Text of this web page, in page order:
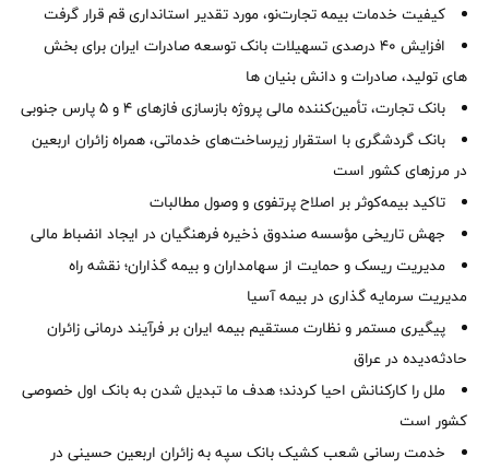
کیفیت خدمات بیمه تجارت‌نو، مورد تقدیر استانداری قم قرار گرفت
افزایش 40 درصدی تسهیلات بانک توسعه صادرات ایران برای بخش
های تولید، صادرات و دانش بنیان ها
بانک تجارت، تأمین‌کننده مالی پروژه بازسازی فازهای ۴ و ۵ پارس جنوبی
بانک گردشگری با استقرار زیرساخت‌های خدماتی، همراه زائران اربعین
در مرزهای کشور است
تاکید بیمه‌کوثر بر اصلاح پرتفوی و وصول مطالبات ‌
جهش تاریخی مؤسسه صندوق ذخیره فرهنگیان در ایجاد انضباط مالی
مدیریت ریسک و حمایت از سهامداران و بیمه گذاران؛ نقشه راه
مدیریت سرمایه گذاری در بیمه آسیا
پیگیری مستمر و نظارت مستقیم بیمه ایران بر فرآیند درمانی زائران
حادثه‌دیده در عراق
ملل را کارکنانش احیا کردند؛ هدف ما تبدیل شدن به بانک اول خصوصی
کشور است
خدمت رسانی شعب کشیک بانک سپه به زائران اربعین حسینی در